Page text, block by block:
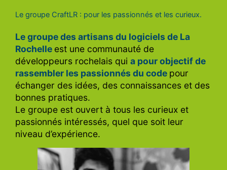
Le groupe CraftLR : pour les passionnés et les curieux.
Le groupe des artisans du logiciels de La
Rochelle est une communauté de
développeurs rochelais qui a pour objectif de
rassembler les passionnés du code pour
échanger des idées, des connaissances et des
bonnes pratiques.
Le groupe est ouvert à tous les curieux et
passionnés intéressés, quel que soit leur
niveau d’expérience.